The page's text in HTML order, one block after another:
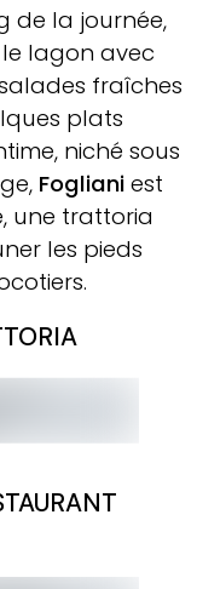
de la journée,
lagon avec
fraîches
plats
niché sous
Fogliani est
une trattoria
les pieds